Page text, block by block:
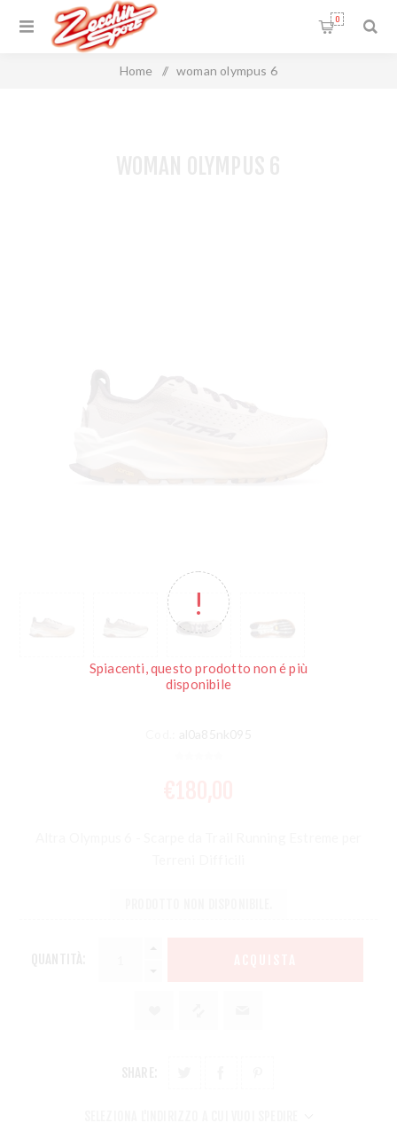
0
Home / woman olympus 6
Spiacenti, questo prodotto non é più
disponibile